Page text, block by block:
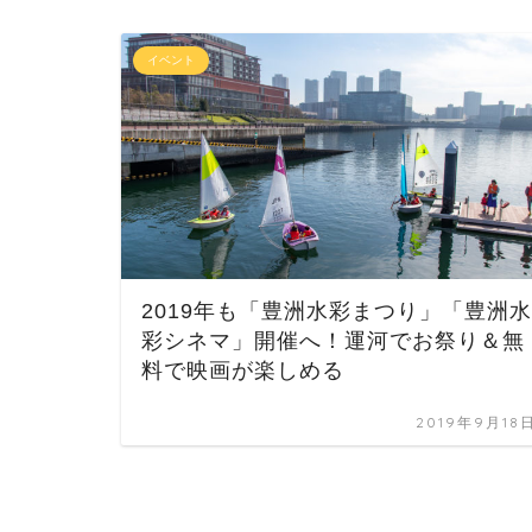
イベント
2019年も「豊洲水彩まつり」「豊洲水
彩シネマ」開催へ！運河でお祭り＆無
料で映画が楽しめる
2019年9月18